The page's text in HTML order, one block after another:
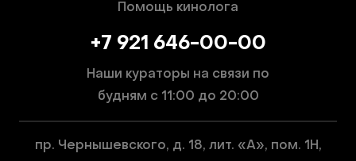
Помощь кинолога
+7 921 646-00-00
Наши кураторы на связи по
будням с 11:00 до 20:00
пр. Чернышевского, д. 18, лит. «А», пом. 1Н,